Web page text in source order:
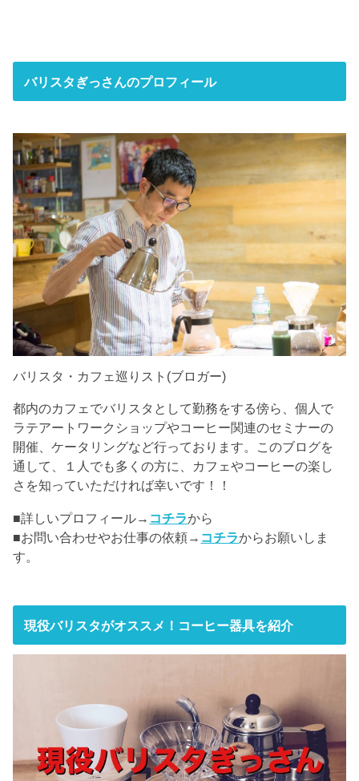
バリスタぎっさんのプロフィール
バリスタ・カフェ巡りスト(ブロガー)
都内のカフェでバリスタとして勤務をする傍ら、個人で
ラテアートワークショップやコーヒー関連のセミナーの
開催、ケータリングなど行っております。このブログを
通して、１人でも多くの方に、カフェやコーヒーの楽し
さを知っていただければ幸いです！！
■詳しいプロフィール→ コチラから
■お問い合わせやお仕事の依頼→ コチラからお願いしま
す。
現役バリスタがオススメ！コーヒー器具を紹介